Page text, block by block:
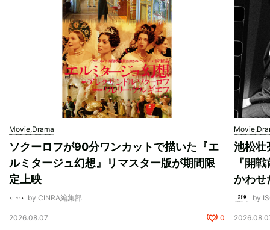
Movie,Drama
ソクーロフが90分ワンカットで描いた『エ
ルミタージュ幻想』リマスター版が期間限
定上映
by CINRA編集部
2026.08.07 0
池松壮
『開
かわせ
by